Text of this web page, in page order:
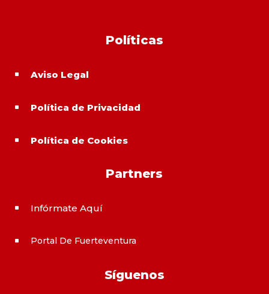
Políticas
^ Aviso Legal
^ Política de Privacidad
^ Política de Cookies
Partners
^ Infórmate Aquí
^ Portal De Fuerteventura
Síguenos